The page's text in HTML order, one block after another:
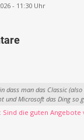
- 11:30 Uhr
dass man das Classic
Microsoft das Ding so
die guten Angebote